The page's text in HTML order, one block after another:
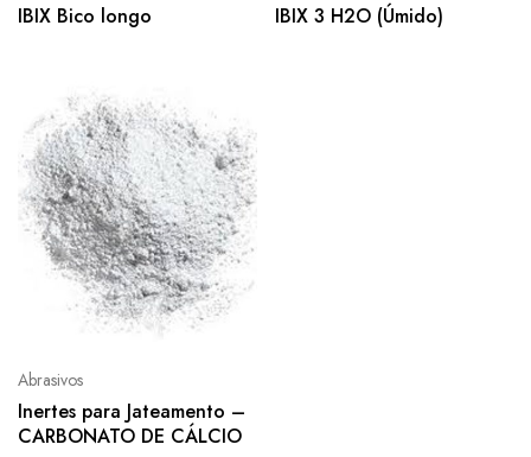
IBIX Bico longo IBIX 3 H2O (Úmido)
Abrasivos
Inertes para Jateamento –
CARBONATO DE CÁLCIO